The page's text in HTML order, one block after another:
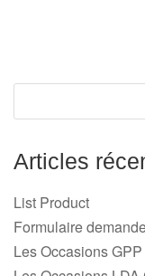
Articles
List Product
Formulaire
Les Occasions